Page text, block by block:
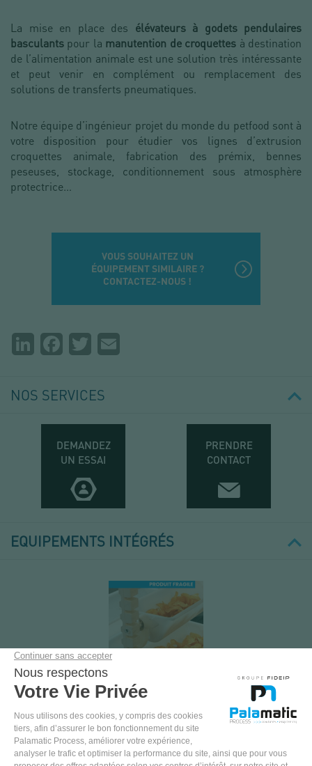
La mise en place des élévateurs à godets pendulaires
basculants pour la manutention de croquettes à destination
de l’alimentation animale est une solution très intéressante
et peut venir en complément ou remplacement des
solutions de transferts pneumatiques.
Notre équipe d’ingénieur projet du monde du petfood sont à
votre disposition pour étudier vos lignes d’extrusion
croquettes animale, fabrication des prémix, bennes
peseuses, stockage, conditionnement sous atmosphère
protectrice…
VOUS SOUHAITEZ UN
ÉQUIPEMENT SIMILAIRE ?
CONTACTEZ-NOUS !
Partager
page
LinkedInFacebookTwitter
NOS SERVICES
DEMANDEZ
UN ESSAI
PRENDRE
CONTACT
EQUIPEMENTS INTÉGRÉS
ÉLÉVATEUR À
GODETS...
Élévation, transfert
avec vidange par